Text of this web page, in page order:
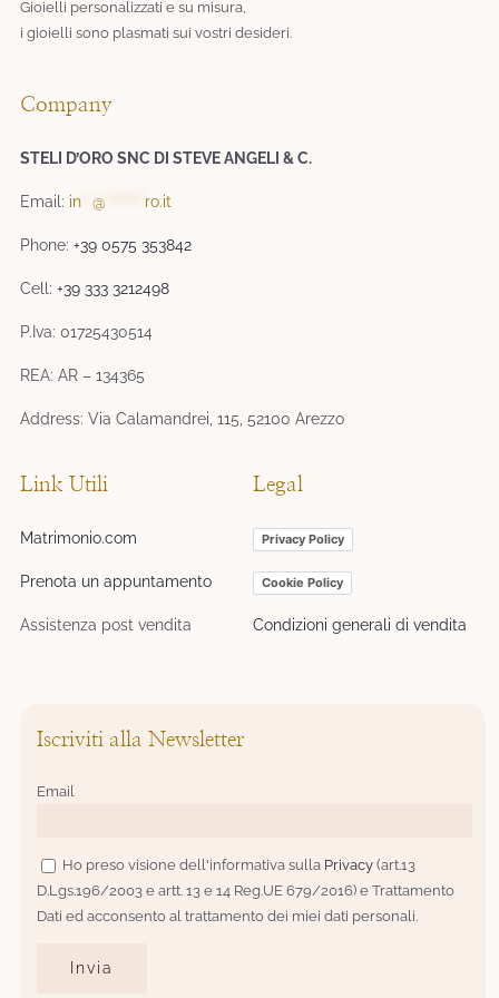
Gioielli personalizzati e su misura,
i gioielli sono plasmati sui vostri desideri.​
Company
STELI D’ORO SNC DI STEVE ANGELI & C.
Email: in **@ ro.it
Phone:+39 0575 353842
Cell:+39 333 3212498
P.Iva: 01725430514
REA: AR – 134365
Address: Via Calamandrei, 115, 52100 Arezzo
Link Utili
Matrimonio.com
Prenota un appuntamento
Assistenza post vendita
Legal
Privacy Policy
Cookie Policy
Condizioni generali di vendita
Iscriviti alla Newsletter
Email
Ho preso visione dell'informativa sulla Privacy (art.13
D.Lgs.196/2003 e artt. 13 e 14 Reg.UE 679/2016) e Trattamento
Dati ed acconsento al trattamento dei miei dati personali.